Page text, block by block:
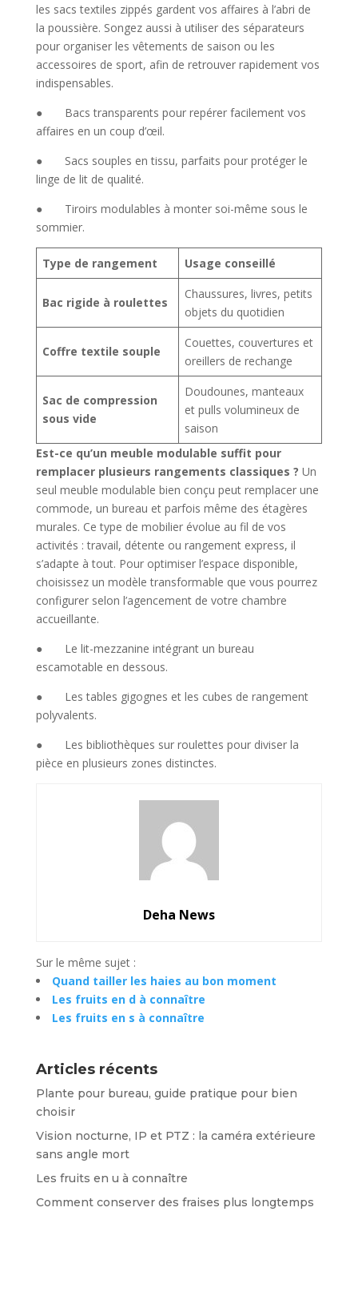
les sacs textiles zippés gardent vos affaires à l’abri de
la poussière. Songez aussi à utiliser des séparateurs
pour organiser les vêtements de saison ou les
accessoires de sport, afin de retrouver rapidement vos
indispensables.
● Bacs transparents pour repérer facilement vos
affaires en un coup d’œil.
● Sacs souples en tissu, parfaits pour protéger le
linge de lit de qualité.
● Tiroirs modulables à monter soi-même sous le
sommier.
Type de rangement Usage conseillé
Bac rigide à roulettes
Chaussures, livres, petits
objets du quotidien
Coffre textile souple
Couettes, couvertures et
oreillers de rechange
Sac de compression
sous vide
Doudounes, manteaux
et pulls volumineux de
saison
Est-ce qu’un meuble modulable suffit pour
remplacer plusieurs rangements classiques ? Un
seul meuble modulable bien conçu peut remplacer une
commode, un bureau et parfois même des étagères
murales. Ce type de mobilier évolue au fil de vos
activités : travail, détente ou rangement express, il
s’adapte à tout. Pour optimiser l’espace disponible,
choisissez un modèle transformable que vous pourrez
configurer selon l’agencement de votre chambre
accueillante.
● Le lit-mezzanine intégrant un bureau
escamotable en dessous.
● Les tables gigognes et les cubes de rangement
polyvalents.
● Les bibliothèques sur roulettes pour diviser la
pièce en plusieurs zones distinctes.
Deha News
Sur le même sujet :
Quand tailler les haies au bon moment
Les fruits en d à connaître
Les fruits en s à connaître
Articles récents
Plante pour bureau, guide pratique pour bien
choisir
Vision nocturne, IP et PTZ : la caméra extérieure
sans angle mort
Les fruits en u à connaître
Comment conserver des fraises plus longtemps